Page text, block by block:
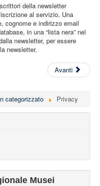
della newsletter
al servizio. Una
cognome e indirizzo email
in una “lista nera” nel
newsletter, per essere
newsletter.
Avanti
categorizzato Privacy
Musei